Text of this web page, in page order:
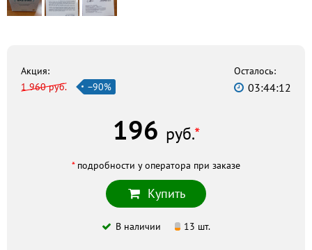
Акция:
1 960 руб.
−90%
Осталось:
03:44:10
196 руб.*
*подробности у оператора при заказе
Купить
В наличии 13 шт.